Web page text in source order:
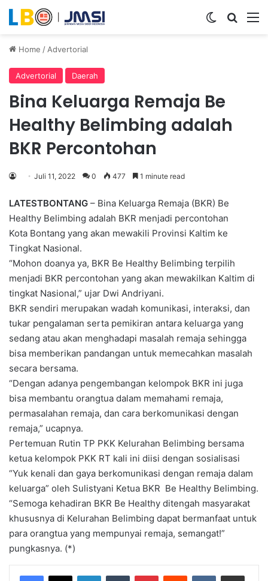
Switch skin
Home / Advertorial
Advertorial Daerah
Bina Keluarga Remaja Be
Healthy Belimbing adalah
BKR Percontohan
Juli 11, 2022 0 477 1 minute read
LATESTBONTANG – Bina Keluarga Remaja (BKR) Be
Healthy Belimbing adalah BKR menjadi percontohan
Kota Bontang yang akan mewakili Provinsi Kaltim ke
Tingkat Nasional.
“Mohon doanya ya, BKR Be Healthy Belimbing terpilih
menjadi BKR percontohan yang akan mewakilkan Kaltim di
tingkat Nasional,” ujar Dwi Andriyani.
BKR sendiri merupakan wadah komunikasi, interaksi, dan
tukar pengalaman serta pemikiran antara keluarga yang
sedang atau akan menghadapi masalah remaja sehingga
bisa memberikan pandangan untuk memecahkan masalah
secara bersama.
“Dengan adanya pengembangan kelompok BKR ini juga
bisa membantu orangtua dalam memahami remaja,
permasalahan remaja, dan cara berkomunikasi dengan
remaja,” ucapnya.
Pertemuan Rutin TP PKK Kelurahan Belimbing bersama
ketua kelompok PKK RT kali ini diisi dengan sosialisasi
“Yuk kenali dan gaya berkomunikasi dengan remaja dalam
keluarga” oleh Sulistyani Ketua BKR Be Healthy Belimbing.
“Semoga kehadiran BKR Be Healthy ditengah masyarakat
khususnya di Kelurahan Belimbing dapat bermanfaat untuk
para orangtua yang mempunyai remaja, semangat!”
pungkasnya. (*)